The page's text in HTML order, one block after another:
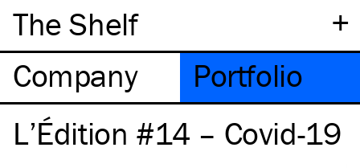
+
The Shelf
Company
Portfolio
L’Édition #14 – Covid-19